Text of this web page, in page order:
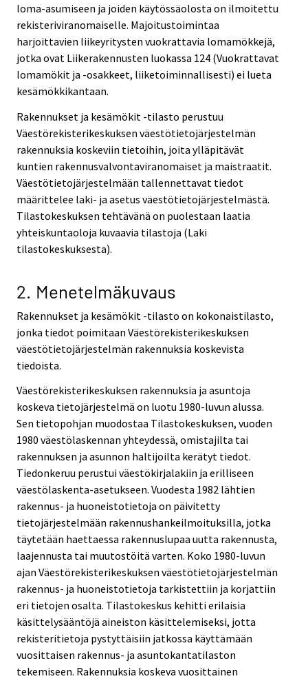
loma-asumiseen ja joiden käytössäolosta on ilmoitettu
rekisteriviranomaiselle. Majoitustoimintaa
harjoittavien liikeyritysten vuokrattavia lomamökkejä,
jotka ovat Liikerakennusten luokassa 124 (Vuokrattavat
lomamökit ja -osakkeet, liiketoiminnallisesti) ei lueta
kesämökkikantaan.
Rakennukset ja kesämökit -tilasto perustuu
Väestörekisterikeskuksen väestötietojärjestelmän
rakennuksia koskeviin tietoihin, joita ylläpitävät
kuntien rakennusvalvontaviranomaiset ja maistraatit.
Väestötietojärjestelmään tallennettavat tiedot
määrittelee laki- ja asetus väestötietojärjestelmästä.
Tilastokeskuksen tehtävänä on puolestaan laatia
yhteiskuntaoloja kuvaavia tilastoja (Laki
tilastokeskuksesta).
2. Menetelmäkuvaus
Rakennukset ja kesämökit -tilasto on kokonaistilasto,
jonka tiedot poimitaan Väestörekisterikeskuksen
väestötietojärjestelmän rakennuksia koskevista
tiedoista.
Väestörekisterikeskuksen rakennuksia ja asuntoja
koskeva tietojärjestelmä on luotu 1980-luvun alussa.
Sen tietopohjan muodostaa Tilastokeskuksen, vuoden
1980 väestölaskennan yhteydessä, omistajilta tai
rakennuksen ja asunnon haltijoilta kerätyt tiedot.
Tiedonkeruu perustui väestökirjalakiin ja erilliseen
väestölaskenta-asetukseen. Vuodesta 1982 lähtien
rakennus- ja huoneistotietoja on päivitetty
tietojärjestelmään rakennushankeilmoituksilla, jotka
täytetään haettaessa rakennuslupaa uutta rakennusta,
laajennusta tai muutostöitä varten. Koko 1980-luvun
ajan Väestörekisterikeskuksen väestötietojärjestelmän
rakennus- ja huoneistotietoja tarkistettiin ja korjattiin
eri tietojen osalta. Tilastokeskus kehitti erilaisia
käsittelysääntöjä aineiston käsittelemiseksi, jotta
rekisteritietoja pystyttäisiin jatkossa käyttämään
vuosittaisen rakennus- ja asuntokantatilaston
tekemiseen. Rakennuksia koskeva vuosittainen